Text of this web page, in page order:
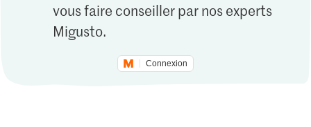
vous faire conseiller par nos experts
Migusto.
Connexion